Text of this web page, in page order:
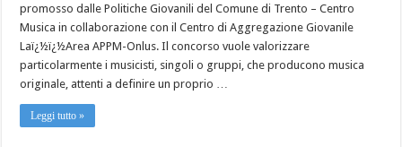
promosso dalle Politiche Giovanili del Comune di Trento – Centro
Musica in collaborazione con il Centro di Aggregazione Giovanile
Laï¿½ï¿½Area APPM-Onlus. Il concorso vuole valorizzare
particolarmente i musicisti, singoli o gruppi, che producono musica
originale, attenti a definire un proprio …
Leggi tutto »